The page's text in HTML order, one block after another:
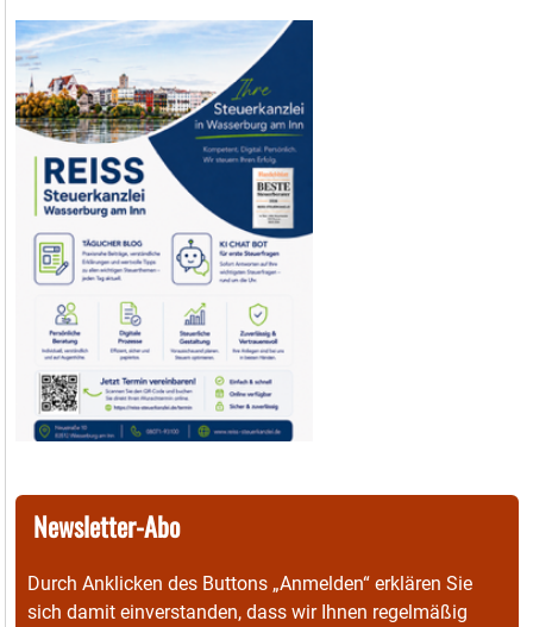
Newsletter-Abo
Durch Anklicken des Buttons „Anmelden“ erklären Sie
sich damit einverstanden, dass wir Ihnen regelmäßig